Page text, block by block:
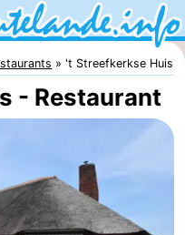
't Streefkerkse Huis
- Restaurant